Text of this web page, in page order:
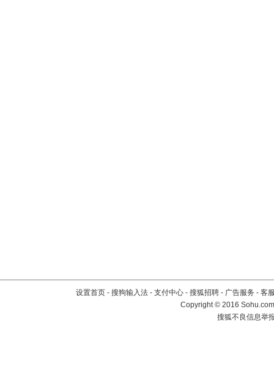
设置首页 - 搜狗输入法 - 支付中心 - 搜狐招聘 - 广告服务 - 客
Copyright©2016
搜狐不良信息举